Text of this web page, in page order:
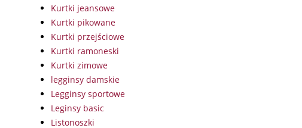
Kurtki jeansowe
Kurtki pikowane
Kurtki przejściowe
Kurtki ramoneski
Kurtki zimowe
legginsy damskie
Legginsy sportowe
Leginsy basic
Listonoszki